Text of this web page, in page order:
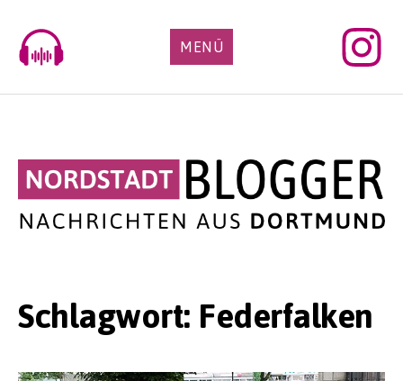
content
MENÜ
Schlagwort: Federfalken